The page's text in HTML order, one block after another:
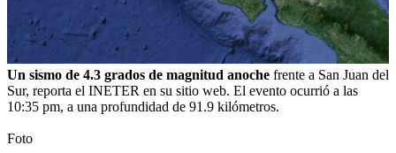
Un sismo de 4.3 grados de magnitud anoche frente a San Juan del
Sur, reporta el INETER en su sitio web. El evento ocurrió a las
10:35 pm, a una profundidad de 91.9 kilómetros.
Foto